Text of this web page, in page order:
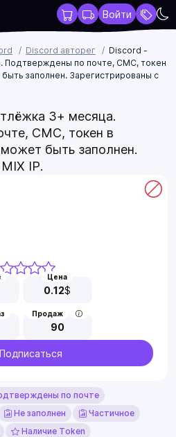
Войти
Discord авторег
Discord -
Подтверждены по почте, СМС, токен
заполнен. Зарегистрированы с
3+ месяца.
СМС, токен в
быть заполнен.
IP.
Цена
0.12$
Продаж
90
Подписаться
по почте
Не заполнен
Частичное
Наличие Token